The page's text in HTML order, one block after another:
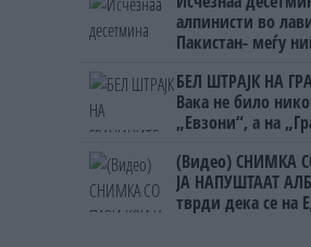
алпинисти во
Пакистан- меѓу
БЕЛ ШТРАЈК НА
Вака не било
„Евзони“, а на
(Видео) СНИМКА
ЈА НАПУШТААТ
тврди дека се на